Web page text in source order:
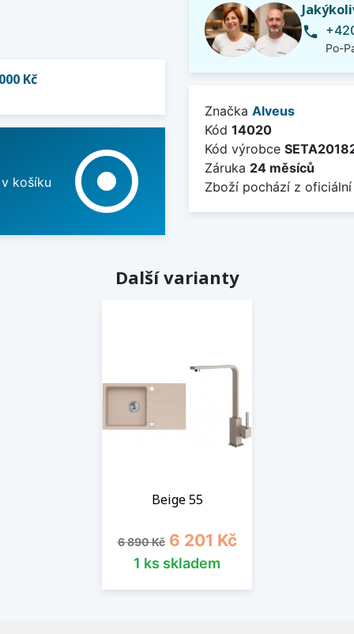
Kč
košíku adjust
phone
Po-
Značka Alveus
Kód 14020
Kód výrobce
Záruka 24 měsíců
Zboží pochází z
Další varianty
Beige 55
Běžná cena
6 890 Kč Cena
6 201 Kč
1 ks skladem